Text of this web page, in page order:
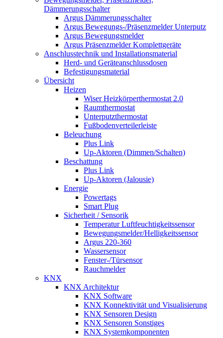
Dämmerungsschalter
Argus Dämmerungsschalter
Argus Bewegungs-/Präsenzmelder Unterputz
Argus Bewegungsmelder
Argus Präsenzmelder Komplettgeräte
Anschlusstechnik und Installationsmaterial
Herd- und Geräteanschlussdosen
Befestigungsmaterial
Übersicht
Heizen
Wiser Heizkörperthermostat 2.0
Raumthermostat
Unterputzthermostat
Fußbodenverteilerleiste
Beleuchung
Plus Link
Up-Aktoren (Dimmen/Schalten)
Beschattung
Plus Link
Up-Aktoren (Jalousie)
Energie
Powertags
Smart Plug
Sicherheit / Sensorik
Temperatur Luftfeuchtigkeitssensor
Bewegungsmelder/Helligkeitssensor
Argus 220-360
Wassersensor
Fenster-/Türsensor
Rauchmelder
KNX
KNX Architektur
KNX Software
KNX Konnektivität und Visualisierung
KNX Sensoren Design
KNX Sensoren Sonstiges
KNX Systemkomponenten